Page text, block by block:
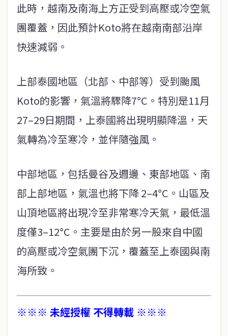
此時，越南及南海上方正受到高壓或冷空氣
團覆蓋，因此預計Koto將在越南南部沿岸
快速減弱。
上部泰國地區（北部、中部等）受到颱風
Koto的影響，氣溫將驟降7°C。特別是11月
27–29日期間，上泰國將出現明顯降溫，天
氣轉為冷至寒冷，並伴隨強風。
中部地區，包括曼谷及週邊、東部地區、南
部上部地區，氣溫也將下降 2–4°C。山區及
山頂地區將出現冷至非常寒冷天氣，最低溫
度僅3–12°C。主要是由於另一股來自中國
的高壓或冷空氣團下沉，覆蓋至上泰國與南
海所致。
※※※ 未經授權 不得轉載 ※※※